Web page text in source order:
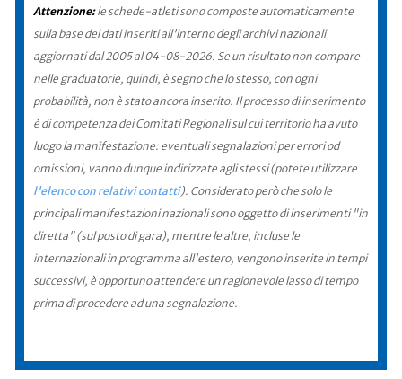
Attenzione:le schede-atleti sono composte automaticamente
sulla base dei dati inseriti all'interno degli archivi nazionali
aggiornati dal 2005 al 04-08-2026. Se un risultato non compare
nelle graduatorie, quindi, è segno che lo stesso, con ogni
probabilità, non è stato ancora inserito. Il processo di inserimento
è di competenza dei Comitati Regionali sul cui territorio ha avuto
luogo la manifestazione: eventuali segnalazioni per errori od
omissioni, vanno dunque indirizzate agli stessi (potete utilizzare
l'elenco con relativi contatti). Considerato però che solo le
principali manifestazioni nazionali sono oggetto di inserimenti "in
diretta" (sul posto di gara), mentre le altre, incluse le
internazionali in programma all'estero, vengono inserite in tempi
successivi, è opportuno attendere un ragionevole lasso di tempo
prima di procedere ad una segnalazione.